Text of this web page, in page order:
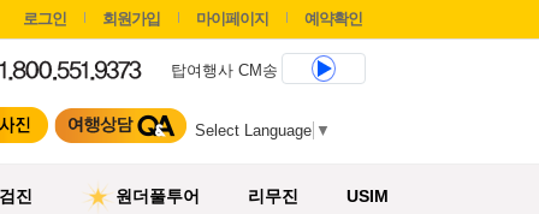
로그인 회원가입 마이페이지 예약확인
탑여행사 CM송
Select Language ▼
진 원더풀투어 리무진 USIM